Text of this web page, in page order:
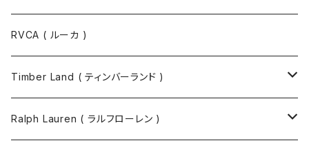
RVCA ( ルーカ )
Timber Land ( ティンバーランド )
ソックス
Ralph Lauren ( ラルフローレン )